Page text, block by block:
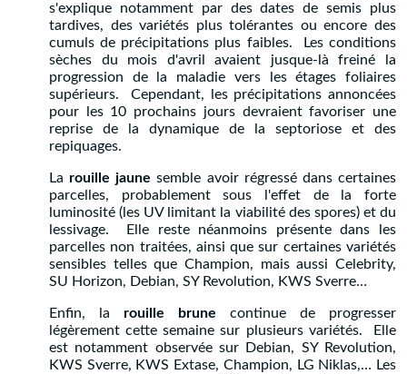
s'explique notamment par des dates de semis plus
tardives, des variétés plus tolérantes ou encore des
cumuls de précipitations plus faibles. Les conditions
sèches du mois d'avril avaient jusque-là freiné la
progression de la maladie vers les étages foliaires
supérieurs. Cependant, les précipitations annoncées
pour les 10 prochains jours devraient favoriser une
reprise de la dynamique de la septoriose et des
repiquages.
La rouille jaune semble avoir régressé dans certaines
parcelles, probablement sous l'effet de la forte
luminosité (les UV limitant la viabilité des spores) et du
lessivage. Elle reste néanmoins présente dans les
parcelles non traitées, ainsi que sur certaines variétés
sensibles telles que Champion, mais aussi Celebrity,
SU Horizon, Debian, SY Revolution, KWS Sverre…
Enfin, la rouille brune continue de progresser
légèrement cette semaine sur plusieurs variétés. Elle
est notamment observée sur Debian, SY Revolution,
KWS Sverre, KWS Extase, Champion, LG Niklas,… Les